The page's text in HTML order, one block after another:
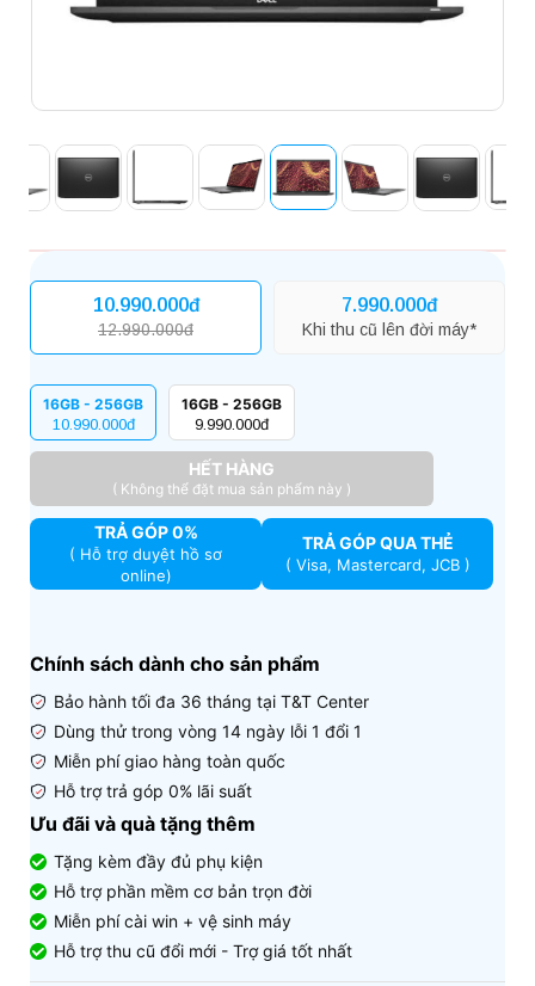
10.990.000đ
12.990.000đ
7.990.000đ
Khi thu cũ lên đời máy*
16GB - 256GB
10.990.000đ
16GB - 256GB
9.990.000đ
HẾT HÀNG
( Không thể đặt mua sản phẩm này )
TRẢ GÓP 0%
( Hỗ trợ duyệt hồ sơ
online)
TRẢ GÓP QUA THẺ
( Visa, Mastercard, JCB )
Chính sách dành cho sản phẩm
Bảo hành tối đa 36 tháng tại T&T Center
Dùng thử trong vòng 14 ngày lỗi 1 đổi 1
Miễn phí giao hàng toàn quốc
Hỗ trợ trả góp 0% lãi suất
Ưu đãi và quà tặng thêm
Tặng kèm đầy đủ phụ kiện
Hỗ trợ phần mềm cơ bản trọn đời
Miễn phí cài win + vệ sinh máy
Hỗ trợ thu cũ đổi mới - Trợ giá tốt nhất